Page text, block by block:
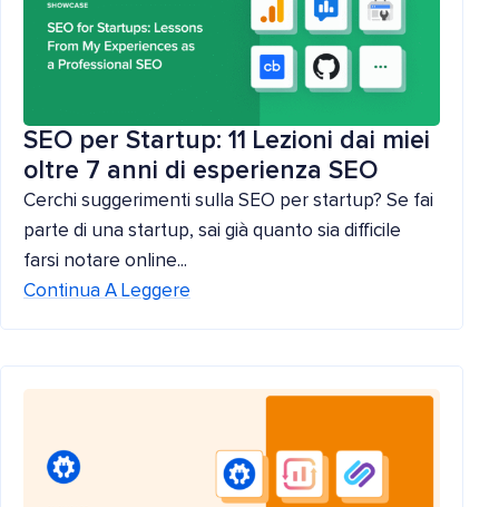
SEO per Startup: 11 Lezioni dai miei
oltre 7 anni di esperienza SEO
Cerchi suggerimenti sulla SEO per startup? Se fai
parte di una startup, sai già quanto sia difficile
farsi notare online...
Continua A Leggere